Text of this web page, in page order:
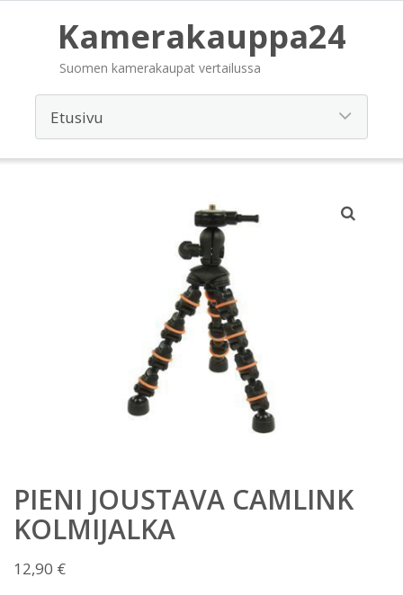
Kamerakauppa24
Suomen kamerakaupat vertailussa
PIENI JOUSTAVA CAMLINK
KOLMIJALKA
12,90 €